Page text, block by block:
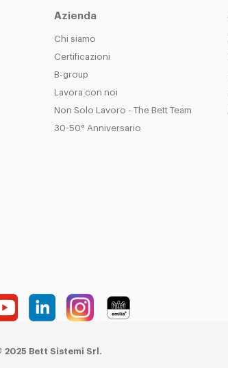
Azienda
Chi siamo
Certificazioni
B-group
Lavora con noi
Non Solo Lavoro - The Bett Team
30-50° Anniversario
Bett Sistemi Srl.